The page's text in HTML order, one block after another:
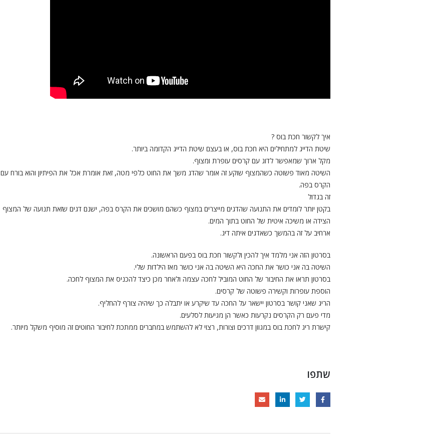
איך לקשור חכת בוס ?
שיטת הדייג למתחילים היא חכת בוס, או בעצם שיטת הדייג הקדומה ביותר.
מקל ארוך שמאפשר לדוג עם קרסים עופרת ומצוף.
השיטה מאוד פשוטה כשהמצוף שוקע זה אומר שהדג משך את החוט כלפי מטה, זאת אומרת אכל את הפיתיון והוא בורח עם
הקרס בפה.
זה בגדול
בקטן יותר לומדים את התנועה שהדגים מייצרים במצוף כשהם מושכים את הקרס בפה, ישנם דגים שזאת תנועה של המצוף
הצידה או משיכה איטית של החוט בתוך המים.
ארחיב על זה בהמשך כשאדגים איתה דיג.
בסרטון הזה אני מלמד איך להכין ולקשור חכת בוס בפעם הראשונה.
השיטה בה אני כושר את החכה היא השיטה בה אני כושר מאז הילדות שלי.
בסרטון תראו את החיבור של החוט המוביל לחכה עצמה ולאחר מכן כיצד להכניס את המצוף לחכה.
הוספת עופרות וקשירה פשוטה של קרסים.
הריג שאני קושר בסרטון יישאר על החכה עד שיקרע או יתבלה כך שיהיה צורף להחליף.
מדי פעם רק הקרסים נקרעות כאשר הן מגיעות לסלעים.
קישרת ריג לחכת בוס במגוון דרכים וצורות, רצוי לא להשתמש במחברים ממתכת לחיבור החוטים זה מוסיף משקל מיותר.
שתפו